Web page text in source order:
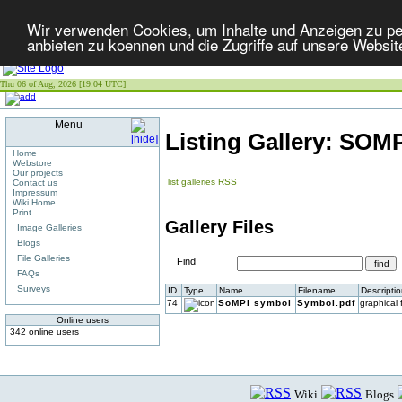
Wir verwenden Cookies, um Inhalte und Anzeigen zu
anbieten zu koennen und die Zugriffe auf unsere
Thu 06 of Aug, 2026 [19:04 UTC]
Menu
Home
Webstore
Our projects
Contact us
Impressum
Wiki Home
Print
Image Galleries
Blogs
File Galleries
FAQs
Surveys
Online users
342 online users
Listing Gallery:
list galleries RSS
Gallery Files
Find
ID Type Name Filename
74
SoMPi symbol Symbol.pdf graphical
Wiki Blogs